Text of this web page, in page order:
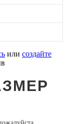
или создайте